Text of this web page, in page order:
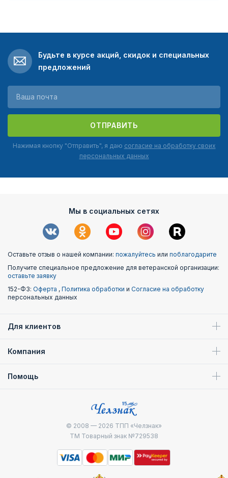
Будьте в курсе акций, скидок и специальных
предложений
ОТПРАВИТЬ
Нажимая кнопку "Отправить", я даю согласие на обработку своих
персональных данных
Мы в социальных сетях
Оставьте отзыв о нашей компании: пожалуйтесь или поблагодарите
Получите специальное предложение для ветеранской организации:
оставьте заявку
152-ФЗ: Оферта , Политика обработки и Согласие на обработку
персональных данных
Для клиентов
Компания
Помощь
© 2008 — 2026 ТПП «Челзнак»
ТМ Товарный знак №729538